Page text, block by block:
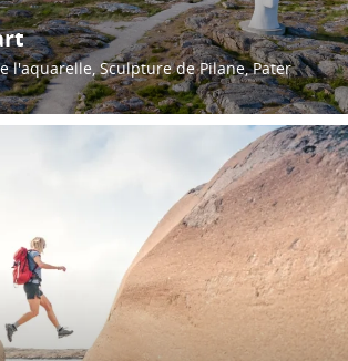
l'aquarelle, Sculpture de Pilane, Pater